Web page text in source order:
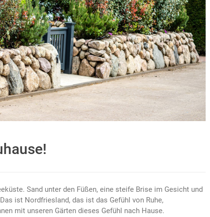
Sand unter den Füßen, eine steife Brise im Gesicht und
ist Nordfriesland, das ist das Gefühl von Ruhe,
mit unseren Gärten dieses Gefühl nach Hause.